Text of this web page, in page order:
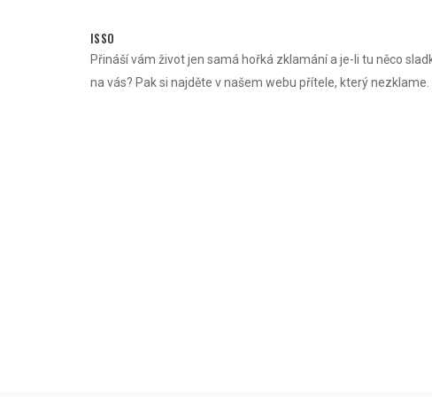
ISSO
Přináší vám život jen samá hořká zklamání a je-li tu něco
na vás? Pak si najděte v našem webu přítele, který nezklame.